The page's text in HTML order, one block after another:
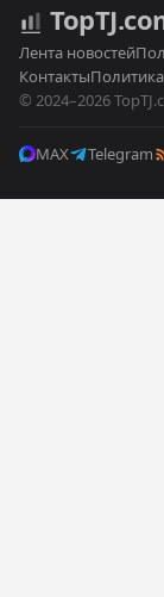
TopTJ
Лента новостей
Контакты
© 2024–2026
MAX Telegram